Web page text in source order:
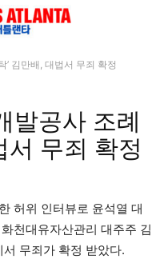
’ 김만배, 대법서 무죄 확정
발공사 조례
서 무죄 확정
허위 인터뷰로 윤석열 대
천대유자산관리 대주주 김
무죄가 확정 받았다.